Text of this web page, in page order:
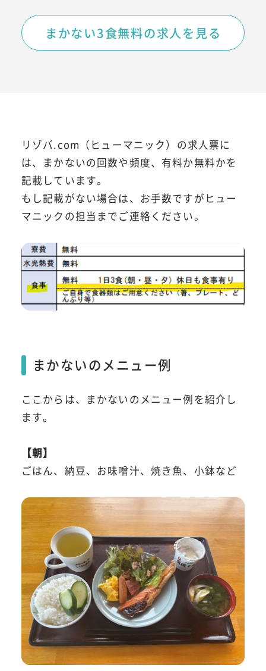
まかない3食無料の求人を見る
リゾバ.com（ヒューマニック）の求人票に
は、まかないの回数や頻度、有料か無料かを
記載しています。
もし記載がない場合は、お手数ですがヒュー
マニックの担当までご連絡ください。
まかないのメニュー例
ここからは、まかないのメニュー例を紹介し
ます。
【朝】
ごはん、納豆、お味噌汁、焼き魚、小鉢など